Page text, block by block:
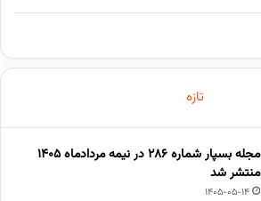
تازه
مجله بسپار شماره 286 در نیمه مردادماه 1405
منتشر شد
1405-05-14